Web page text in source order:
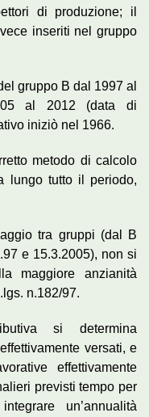
di produzione; il
inseriti nel gruppo
gruppo B dal 1997 al
al 2012 (data di
iniziò nel 1966.
metodo di calcolo
lungo tutto il periodo,
tra gruppi (dal B
e 15.3.2005), non si
maggiore anzianità
n.182/97.
si determina
versati, e
effettivamente
previsti tempo per
un’annualità